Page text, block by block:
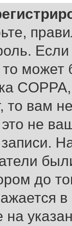
может
то вам
не
до